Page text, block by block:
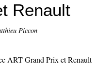
Renault
Piccon